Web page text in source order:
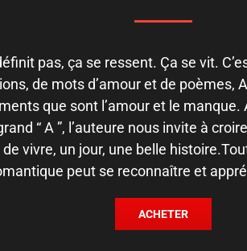
pas, ça se ressent. Ça se vit.
de mots d’amour et de poèmes,
que sont l’amour et le
“ A ”, l’auteure nous invite à
de vivre, un jour, une belle
peut se reconnaître et
ACHETER